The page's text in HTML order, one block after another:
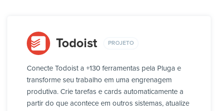
Todoist PROJETO
Conecte Todoist a +130 ferramentas pela Pluga e
transforme seu trabalho em uma engrenagem
produtiva. Crie tarefas e cards automaticamente a
partir do que acontece em outros sistemas, atualize